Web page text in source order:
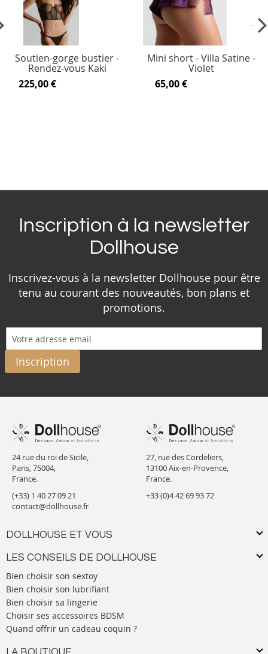
Soutien-gorge bustier -
Rendez-vous Kaki
225,00 €
Mini short - Villa Satine -
Violet
65,00 €
Inscription à la newsletter
Dollhouse
Inscrivez-vous à la newsletter Dollhouse pour être
tenu au courant des nouveautés, bon plans et
promotions.
Inscription
24 rue du roi de Sicile,
Paris, 75004,
France.
(+33) 1 40 27 09 21
contact@dollhouse.fr
DOLLHOUSE ET VOUS
LES CONSEILS DE DOLLHOUSE
Bien choisir son sextoy
Bien choisir son lubrifiant
Bien choisir sa lingerie
Choisir ses accessoires BDSM
Quand offrir un cadeau coquin ?
27, rue des Cordeliers,
13100 Aix-en-Provence,
France.
+33 (0)4 42 69 93 72